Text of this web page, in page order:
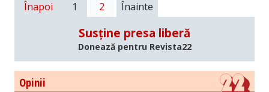
Înapoi 1 2 Înainte
Susține presa liberă
Donează pentru Revista22
Opinii